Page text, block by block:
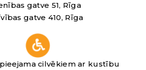
gatve 51, Rīga
gatve 410, Rīga
cilvēkiem ar kustību